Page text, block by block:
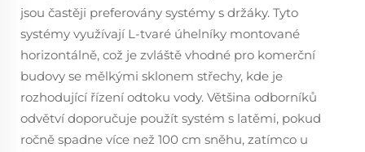
jsou častěji preferovány systémy s držáky. Tyto
systémy využívají L-tvaré úhelníky montované
horizontálně, což je zvláště vhodné pro komerční
budovy se mělkými sklonem střechy, kde je
rozhodující řízení odtoku vody. Většina odborníků
odvětví doporučuje použít systém s latěmi, pokud
ročně spadne více než 100 cm sněhu, zatímco u